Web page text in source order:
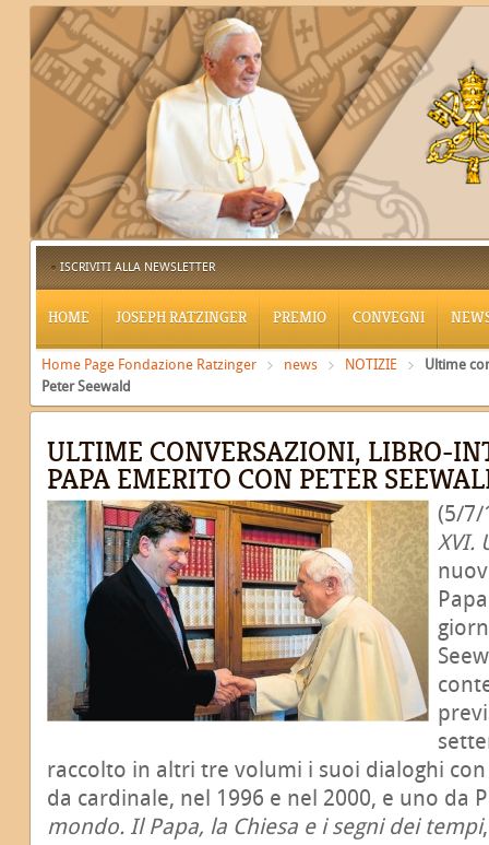
ISCRIVITI ALLA NEWSLETTER
HOME JOSEPH RATZINGER PREMIO CONVEGNI
Home Page Fondazione Ratzinger news NOTIZIE
Ultime
Peter Seewald
ULTIME CONVERSAZIONI, LIBRO-
PAPA EMERITO CON PETER
(5/7/
XVI.
raccolto in altri tre volumi i suoi dialoghi con
da cardinale, nel 1996 e nel 2000, e uno da
mondo. Il Papa, la Chiesa e i segni dei tempi